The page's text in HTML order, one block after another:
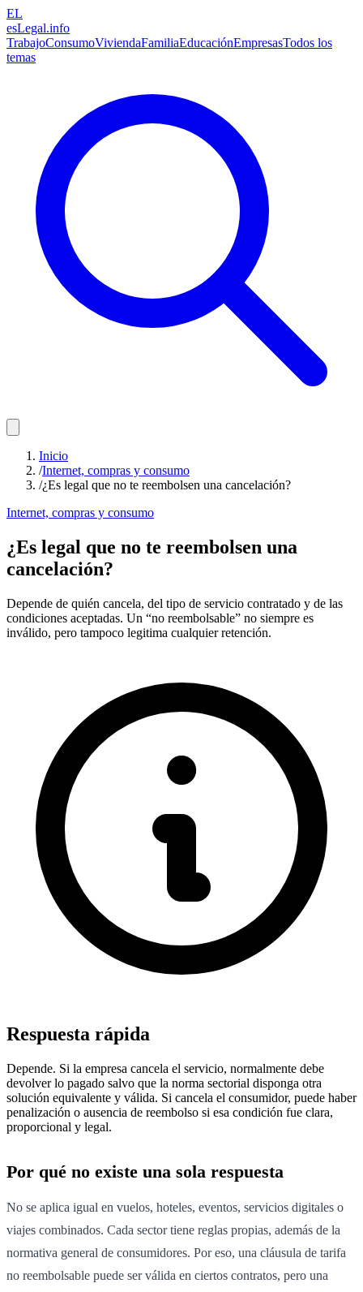
EL
esLegal.info
TrabajoConsumoViviendaFamiliaEducaciónEmpresasTodos los
temas
Inicio
/Internet, compras y consumo
/¿Es legal que no te reembolsen una cancelación?
Internet, compras y consumo
¿Es legal que no te reembolsen una
cancelación?
Depende de quién cancela, del tipo de servicio contratado y de las
condiciones aceptadas. Un “no reembolsable” no siempre es
inválido, pero tampoco legitima cualquier retención.
Respuesta rápida
Depende. Si la empresa cancela el servicio, normalmente debe
devolver lo pagado salvo que la norma sectorial disponga otra
solución equivalente y válida. Si cancela el consumidor, puede haber
penalización o ausencia de reembolso si esa condición fue clara,
proporcional y legal.
Por qué no existe una sola respuesta
No se aplica igual en vuelos, hoteles, eventos, servicios digitales o
viajes combinados. Cada sector tiene reglas propias, además de la
normativa general de consumidores. Por eso, una cláusula de tarifa
no reembolsable puede ser válida en ciertos contratos, pero una